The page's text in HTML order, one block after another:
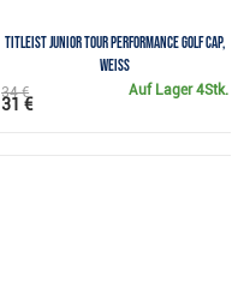
Titleist Junior Tour Performance Golf Cap,
weiss
Auf Lager4Stk.
34 €
31 €